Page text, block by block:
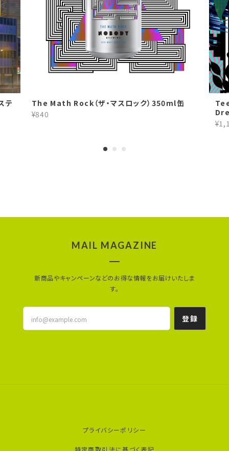
テ
The Math Rock（ザ・マスロック）350ml缶
¥840
MAIL MAGAZINE
新商品やキャンペーンなどのお得な情報をお届けいたしま
す。
登録
プライバシーポリシー
特定商取引法に基づく表記